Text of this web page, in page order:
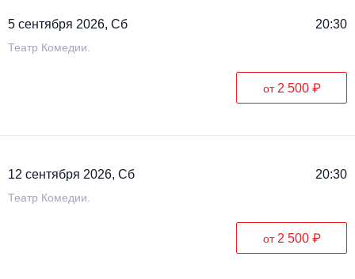
5 сентября 2026, Сб 20:30
Театр Комедии.
от 2 500 ₽
12 сентября 2026, Сб 20:30
Театр Комедии.
от 2 500 ₽